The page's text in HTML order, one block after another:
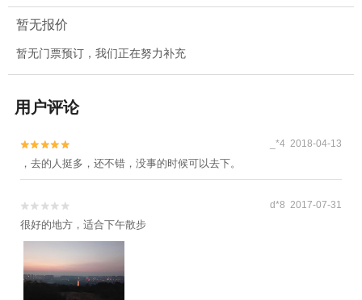
暂无报价
暂无门票预订，我们正在努力补充
用户评论

 _*4 2018-04-13
，去的人挺多，还不错，没事的时候可以去下。

 d*8 2017-07-31
很好的地方，适合下午散步